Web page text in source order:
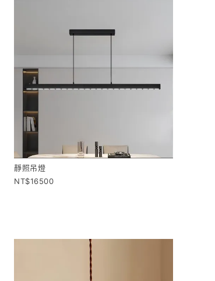
靜照吊燈
16500